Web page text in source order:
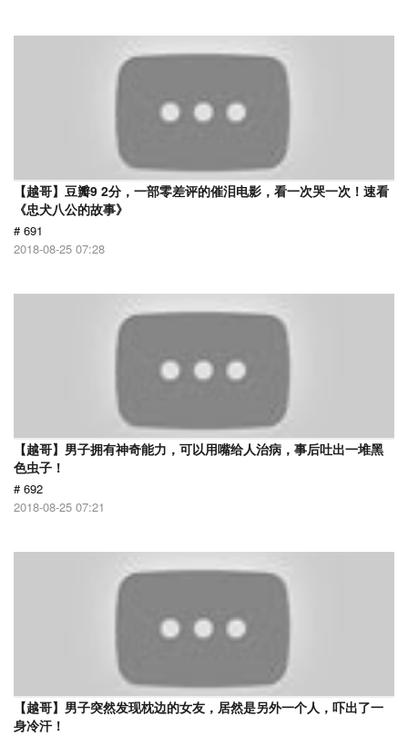
【越哥】豆瓣9 2分，一部零差评的催泪电影，看一次哭一次！速看
《忠犬八公的故事》
# 691
2018-08-25 07:28
【越哥】男子拥有神奇能力，可以用嘴给人治病，事后吐出一堆黑
色虫子！
# 692
2018-08-25 07:21
【越哥】男子突然发现枕边的女友，居然是另外一个人，吓出了一
身冷汗！